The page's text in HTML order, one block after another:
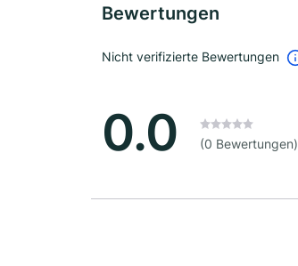
Bewertungen
Nicht verifizierte Bewertungen
0.0 (0 Bewertungen)